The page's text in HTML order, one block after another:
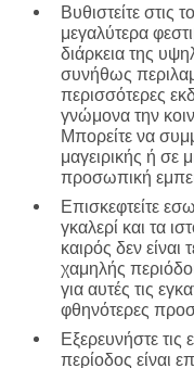
Βυθιστείτε στις
μεγαλύτερα
διάρκεια της
συνήθως
περισσότερες
γνώμονα την
Μπορείτε να
μαγειρικής ή σε
προσωπική
Επισκεφτείτε
γκαλερί και τα
καιρός δεν είναι
χαμηλής
για αυτές τις
φθηνότερες
Εξερευνήστε τις
περίοδος είναι